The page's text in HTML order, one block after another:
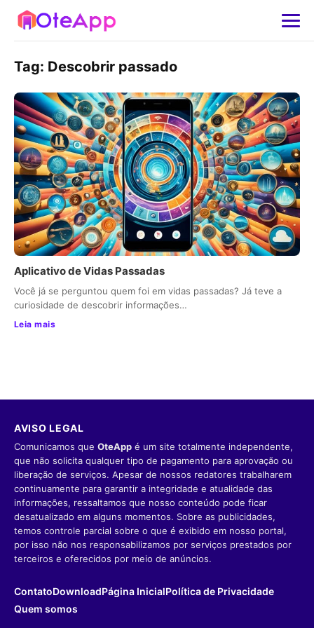
Tag: Descobrir passado
Aplicativo de Vidas Passadas
Você já se perguntou quem foi em vidas passadas? Já teve a
curiosidade de descobrir informações…
Leia mais
AVISO LEGAL
Comunicamos que OteApp é um site totalmente independente,
que não solicita qualquer tipo de pagamento para aprovação ou
liberação de serviços. Apesar de nossos redatores trabalharem
continuamente para garantir a integridade e atualidade das
informações, ressaltamos que nosso conteúdo pode ficar
desatualizado em alguns momentos. Sobre as publicidades,
temos controle parcial sobre o que é exibido em nosso portal,
por isso não nos responsabilizamos por serviços prestados por
terceiros e oferecidos por meio de anúncios.
ContatoDownloadPágina InicialPolítica de Privacidade
Quem somos